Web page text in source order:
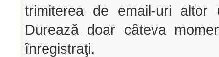
trimiterea de email-uri
Durează doar câteva
înregistraţi.